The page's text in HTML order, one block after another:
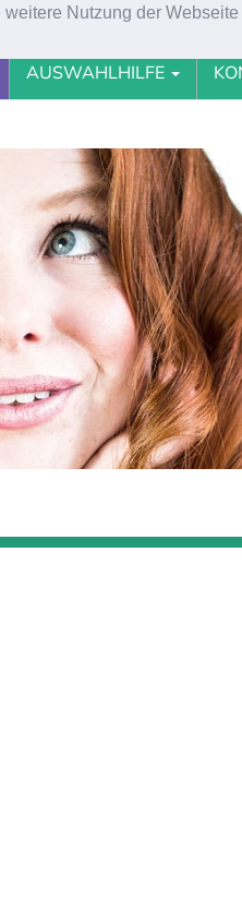
Nutzung der
089 237 132 90 Agentur
AUSWAHLHILFE